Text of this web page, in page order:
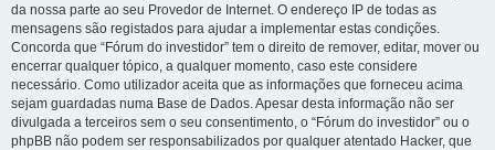
da nossa parte ao seu Provedor de Internet. O endereço IP de todas as
mensagens são registados para ajudar a implementar estas condições.
Concorda que “Fórum do investidor” tem o direito de remover, editar, mover ou
encerrar qualquer tópico, a qualquer momento, caso este considere
necessário. Como utilizador aceita que as informações que forneceu acima
sejam guardadas numa Base de Dados. Apesar desta informação não ser
divulgada a terceiros sem o seu consentimento, o “Fórum do investidor” ou o
phpBB não podem ser responsabilizados por qualquer atentado Hacker, que